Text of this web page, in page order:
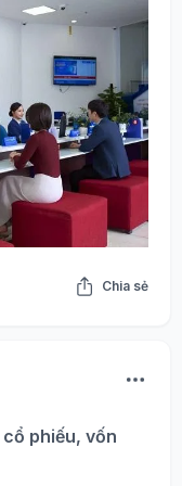
Chia sẻ
phiếu, vốn